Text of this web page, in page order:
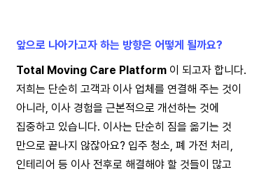
앞으로 나아가고자 하는 방향은 어떻게 될까요?
Total Moving Care Platform 이 되고자 합니다.
저희는 단순히 고객과 이사 업체를 연결해 주는 것이
아니라, 이사 경험을 근본적으로 개선하는 것에
집중하고 있습니다. 이사는 단순히 짐을 옮기는 것
만으로 끝나지 않잖아요? 입주 청소, 폐 가전 처리,
인테리어 등 이사 전후로 해결해야 할 것들이 많고